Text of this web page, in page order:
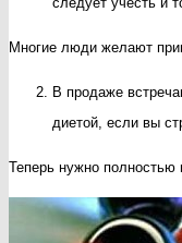
Многие люди желают
В продаже
диетой, если вы
Теперь нужно полностью